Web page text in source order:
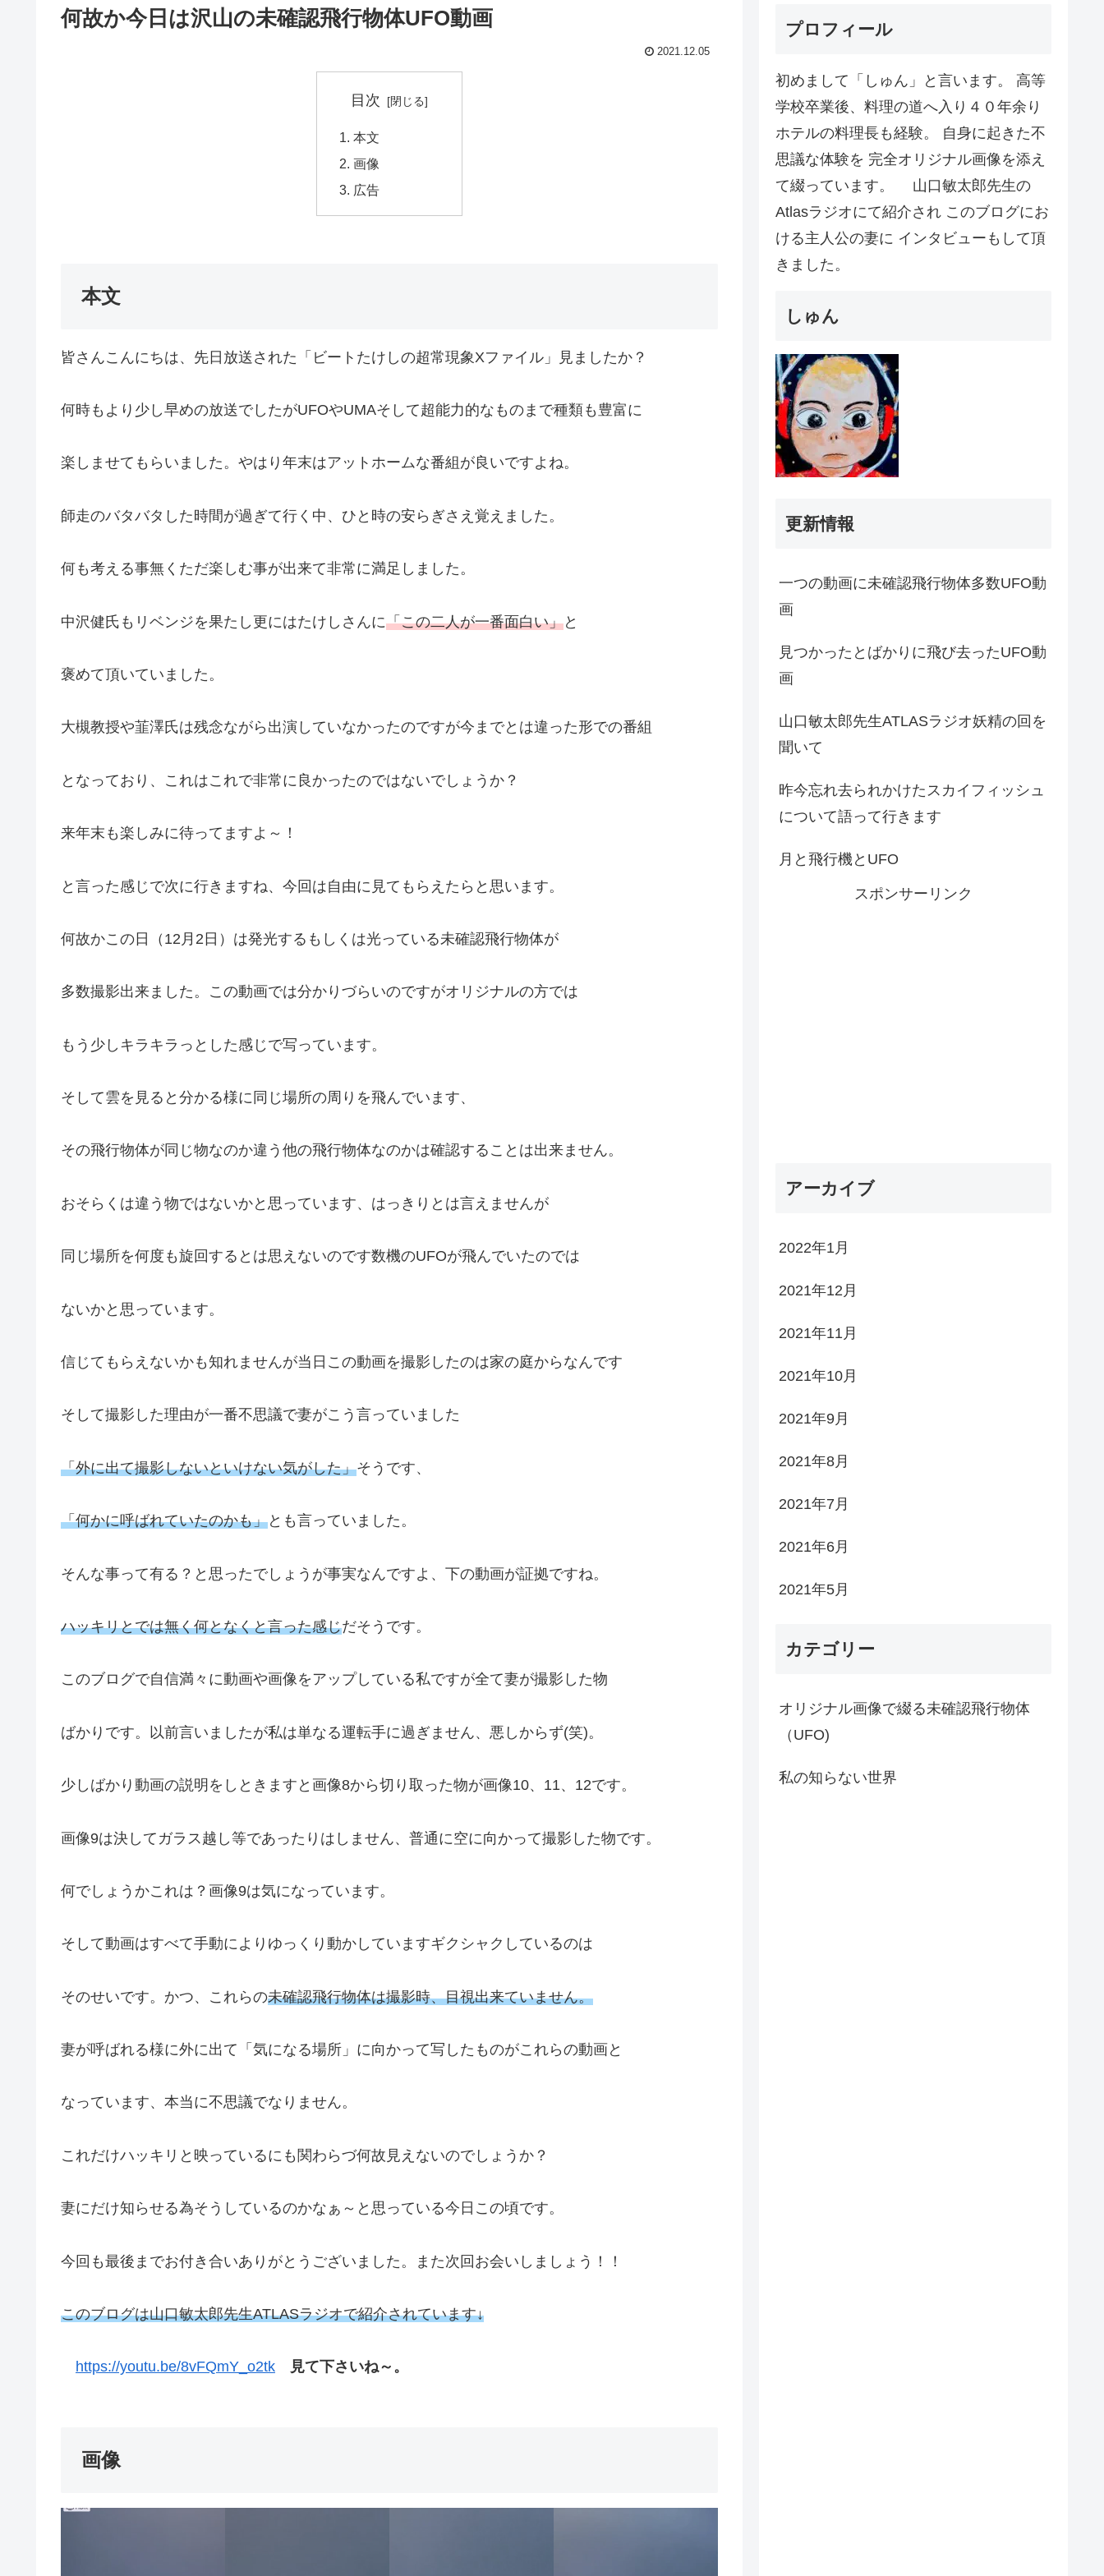
何故か今日は沢山の未確認飛行物体UFO動画
2021.12.05
目次
本文
画像
広告
本文
皆さんこんにちは、先日放送された「ビートたけしの超常現象Xファイル」見ましたか？
何時もより少し早めの放送でしたがUFOやUMAそして超能力的なものまで種類も豊富に
楽しませてもらいました。やはり年末はアットホームな番組が良いですよね。
師走のバタバタした時間が過ぎて行く中、ひと時の安らぎさえ覚えました。
何も考える事無くただ楽しむ事が出来て非常に満足しました。
中沢健氏もリベンジを果たし更にはたけしさんに「この二人が一番面白い」と
褒めて頂いていました。
大槻教授や韮澤氏は残念ながら出演していなかったのですが今までとは違った形での番組
となっており、これはこれで非常に良かったのではないでしょうか？
来年末も楽しみに待ってますよ～！
と言った感じで次に行きますね、今回は自由に見てもらえたらと思います。
何故かこの日（12月2日）は発光するもしくは光っている未確認飛行物体が
多数撮影出来ました。この動画では分かりづらいのですがオリジナルの方では
もう少しキラキラっとした感じで写っています。
そして雲を見ると分かる様に同じ場所の周りを飛んでいます、
その飛行物体が同じ物なのか違う他の飛行物体なのかは確認することは出来ません。
おそらくは違う物ではないかと思っています、はっきりとは言えませんが
同じ場所を何度も旋回するとは思えないのです数機のUFOが飛んでいたのでは
ないかと思っています。
信じてもらえないかも知れませんが当日この動画を撮影したのは家の庭からなんです
そして撮影した理由が一番不思議で妻がこう言っていました
「外に出て撮影しないといけない気がした」そうです、
「何かに呼ばれていたのかも」とも言っていました。
そんな事って有る？と思ったでしょうが事実なんですよ、下の動画が証拠ですね。
ハッキリとでは無く何となくと言った感じだそうです。
このブログで自信満々に動画や画像をアップしている私ですが全て妻が撮影した物
ばかりです。以前言いましたが私は単なる運転手に過ぎません、悪しからず(笑)。
少しばかり動画の説明をしときますと画像8から切り取った物が画像10、11、12です。
画像9は決してガラス越し等であったりはしません、普通に空に向かって撮影した物です。
何でしょうかこれは？画像9は気になっています。
そして動画はすべて手動によりゆっくり動かしていますギクシャクしているのは
そのせいです。かつ、これらの未確認飛行物体は撮影時、目視出来ていません。
妻が呼ばれる様に外に出て「気になる場所」に向かって写したものがこれらの動画と
なっています、本当に不思議でなりません。
これだけハッキリと映っているにも関わらづ何故見えないのでしょうか？
妻にだけ知らせる為そうしているのかなぁ～と思っている今日この頃です。
今回も最後までお付き合いありがとうございました。また次回お会いしましょう！！
このブログは山口敏太郎先生ATLASラジオで紹介されています↓
https://youtu.be/8vFQmY_o2tk 見て下さいね～。
画像
プロフィール
初めまして「しゅん」と言います。 高等
学校卒業後、料理の道へ入り４０年余り
ホテルの料理長も経験。 自身に起きた不
思議な体験を 完全オリジナル画像を添え
て綴っています。 山口敏太郎先生の
Atlasラジオにて紹介され このブログにお
ける主人公の妻に インタビューもして頂
きました。
しゅん
更新情報
一つの動画に未確認飛行物体多数UFO動
画
見つかったとばかりに飛び去ったUFO動
画
山口敏太郎先生ATLASラジオ妖精の回を
聞いて
昨今忘れ去られかけたスカイフィッシュ
について語って行きます
月と飛行機とUFO
スポンサーリンク
アーカイブ
2022年1月
2021年12月
2021年11月
2021年10月
2021年9月
2021年8月
2021年7月
2021年6月
2021年5月
カテゴリー
オリジナル画像で綴る未確認飛行物体
（UFO)
私の知らない世界